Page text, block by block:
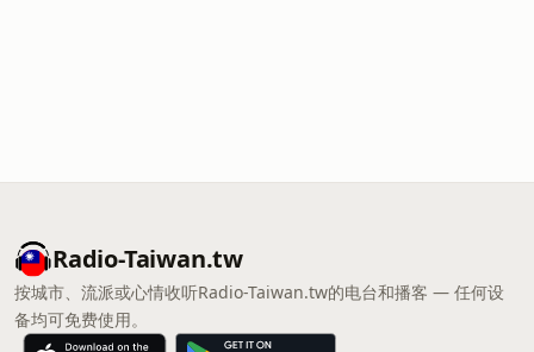
Radio-Taiwan.tw
按城市、流派或心情收听Radio-Taiwan.tw的电台和播客 — 任何设
备均可免费使用。